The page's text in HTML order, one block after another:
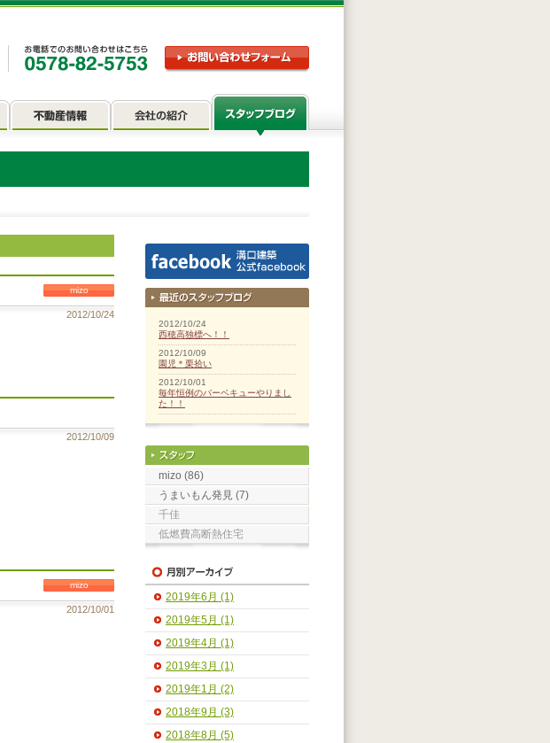
mizo
2012/10/24
2012/10/09
mizo
2012/10/01
2012/10/24
西穂高独標へ！！
2012/10/09
園児＊栗拾い
2012/10/01
毎年恒例のバーベキューやりまし
た！！
mizo (86)
うまいもん発見 (7)
千佳
低燃費高断熱住宅
2019年6月 (1)
2019年5月 (1)
2019年4月 (1)
2019年3月 (1)
2019年1月 (2)
2018年9月 (3)
2018年8月 (5)